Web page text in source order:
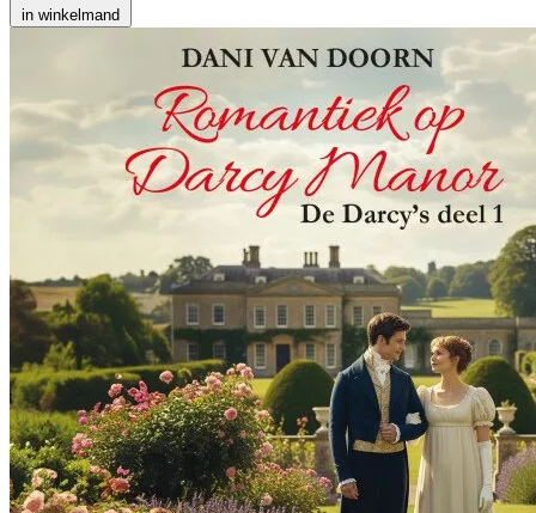
in winkelmand